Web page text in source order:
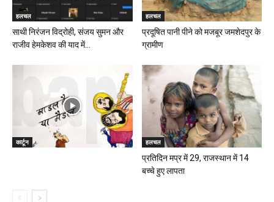
हलचल
साथी निरंजन विद्रोही, संजय सुमन और
राजीव हेमकेशव की याद में...
हलचल
प्रदूषित पानी पीने को मजबूर जमशेदपुर के
ग्रामीण
कार्टून हलचल
प्रतिदिन मप्र में 29, राजस्थान में 14
बच्चे हुए लापता